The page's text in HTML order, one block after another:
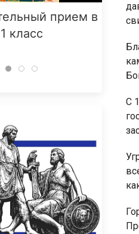
прием в
1 класс
С